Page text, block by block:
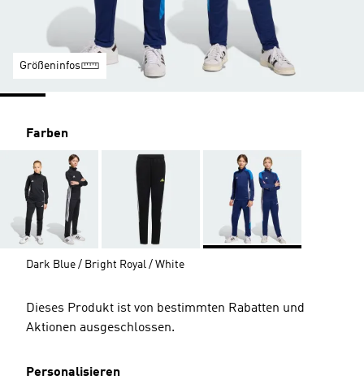
Größeninfos
Farben
Dark Blue / Bright Royal / White
Dieses Produkt ist von bestimmten Rabatten und
Aktionen ausgeschlossen.
Personalisieren